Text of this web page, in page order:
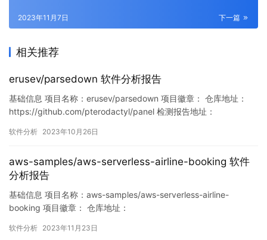
下一篇
2023年11月7日
相关推荐
erusev/parsedown 软件分析报告
基础信息 项目名称：erusev/parsedown 项目徽章： 仓库地址：
https://github.com/pterodactyl/panel 检测报告地址：
38816/1717509349224087552 此报告由Murphysec提供 漏…
软件分析 2023年10月26日
aws-samples/aws-serverless-airline-booking 软件
分析报告
基础信息 项目名称：aws-samples/aws-serverless-airline-
booking 项目徽章： 仓库地址：
https://www.murphysec.com/console/report/17274610406768
软件分析 2023年11月23日